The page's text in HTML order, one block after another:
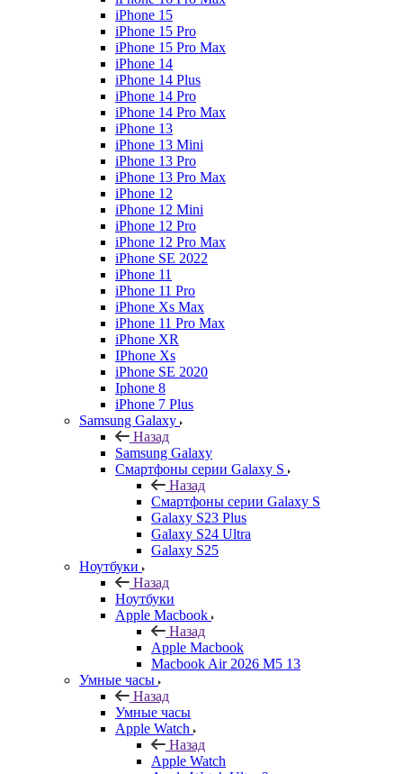
iPhone 15
iPhone 15 Pro
iPhone 15 Pro Max
iPhone 14
iPhone 14 Plus
iPhone 14 Pro
iPhone 14 Pro Max
iPhone 13
iPhone 13 Mini
iPhone 13 Pro
iPhone 13 Pro Max
iPhone 12
iPhone 12 Mini
iPhone 12 Pro
iPhone 12 Pro Max
iPhone SE 2022
iPhone 11
iPhone 11 Pro
iPhone Xs Max
iPhone 11 Pro Max
iPhone XR
IPhone Xs
iPhone SE 2020
Iphone 8
iPhone 7 Plus
Samsung Galaxy
Назад
Samsung Galaxy
Смартфоны серии Galaxy S
Назад
Смартфоны серии Galaxy S
Galaxy S23 Plus
Galaxy S24 Ultra
Galaxy S25
Ноутбуки
Назад
Ноутбуки
Apple Macbook
Назад
Apple Macbook
Macbook Air 2026 M5 13
Умные часы
Назад
Умные часы
Apple Watch
Назад
Apple Watch